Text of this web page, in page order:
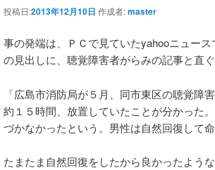
投稿日:2013年12月10日 作成者:master
事の発端は、ＰＣで見ていたyahooニュー
の見出しに、聴覚障害者がらみの記事と直ぐ
「広島市消防局が５月、同市東区の聴覚
約１５時間、放置していたことが分かった
づかなかったという。男性は自然回復して
たまたま自然回復をしたから良かったよう